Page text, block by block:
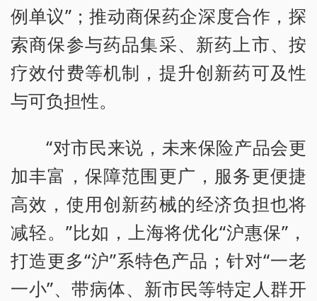
例单议”；推动商保药企深度合作，探
索商保参与药品集采、新药上市、按
疗效付费等机制，提升创新药可及性
与可负担性。
“对市民来说，未来保险产品会更
加丰富，保障范围更广，服务更便捷
高效，使用创新药械的经济负担也将
减轻。”比如，上海将优化“沪惠保”，
打造更多“沪”系特色产品；针对“一老
一小”、带病体、新市民等特定人群开